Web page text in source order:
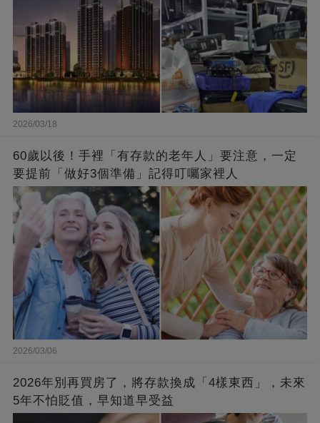
2026/03/18
60歲以後！手裡「有存款的老年人」要注意，一定
要提前「做好3個準備」記得叮囑家裡人
2026/03/06
2026年別再買房了，將存款換成「4樣東西」，未來
5年不怕貶值，早知道早受益